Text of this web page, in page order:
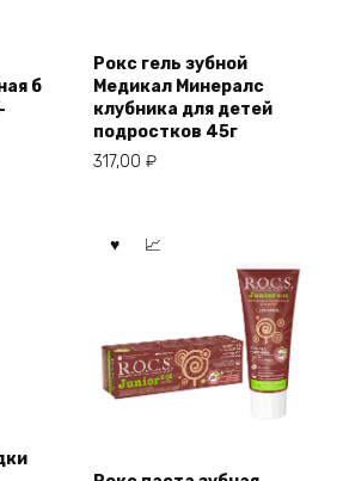
б
Рокс гель зубной
Медикал Минералс
клубника для детей
подростков 45г
317,00 ₽